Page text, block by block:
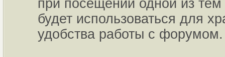
при посещении одной из
будет использоваться для
удобства работы с форумом.